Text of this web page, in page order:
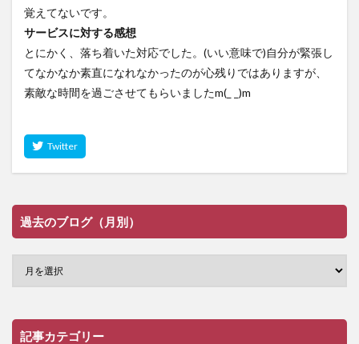
覚えてないです。
サービスに対する感想
とにかく、落ち着いた対応でした。(いい意味で)自分が緊張し
てなかなか素直になれなかったのが心残りではありますが、
素敵な時間を過ごさせてもらいましたm(_ _)m
過去のブログ（月別）
記事カテゴリー